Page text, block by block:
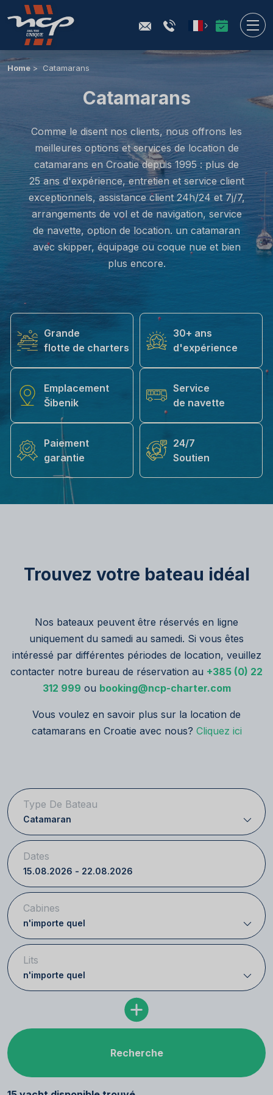
Home Catamarans
Catamarans
Comme le disent nos clients, nous offrons les
meilleures options et services de location de
catamarans en Croatie depuis 1995 : plus de
25 ans d'expérience, entretien et service client
exceptionnels, assistance client 24h/24 et 7j/7,
arrangements de vol et de navigation, service
de navette, option de location. un catamaran
avec skipper, équipage ou coque nue et bien
plus encore.
Grande
flotte de charters
30+ ans
d'expérience
Emplacement
Šibenik
Service
de navette
Paiement
garantie
24/7
Soutien
Trouvez votre bateau idéal
Nos bateaux peuvent être réservés en ligne
uniquement du samedi au samedi. Si vous êtes
intéressé par différentes périodes de location, veuillez
contacter notre bureau de réservation au +385 (0) 22
312 999 ou booking@ncp-charter.com
Vous voulez en savoir plus sur la location de
catamarans en Croatie avec nous? Cliquez ici
Type De Bateau
Dates
Cabines
Lits
Recherche